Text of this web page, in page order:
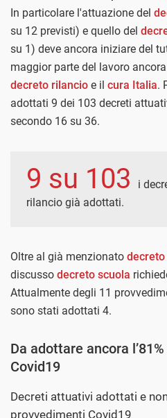
In particolare l'attuazione del
su 12 previsti) e quello del
su 1) deve ancora iniziare del
maggior parte del lavoro
decreto rilancio e il cura Italia.
adottati 9 dei 103 decreti
secondo 16 su 36.
9 su 103
i
rilancio già adottati.
Oltre al già menzionato
discusso decreto scuola
Attualmente degli 11
sono stati adottati 4.
Da adottare ancora
Covid19
Decreti attuativi adottati e
provvedimenti Covid19